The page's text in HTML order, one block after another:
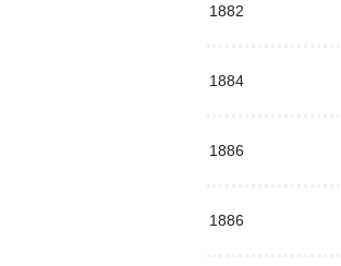
1882
1884
1886
1886